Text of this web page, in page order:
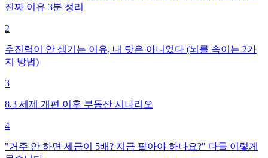
진짜 이유 3분 정리
2
추진력이 안 생기는 이유, 내 탓은 아니었다 (뇌를 속이는 2가
지 방법)
3
8.3 세제 개편 이후 부동산 시나리오
4
"거주 안 하면 세금이 5배? 지금 팔아야 하나요?" 다들 이렇게